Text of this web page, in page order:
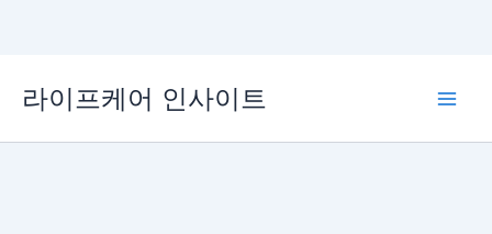
로
라이프케어 인사이트